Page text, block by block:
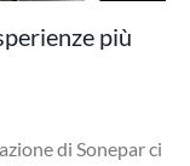
più
di Sonepar ci